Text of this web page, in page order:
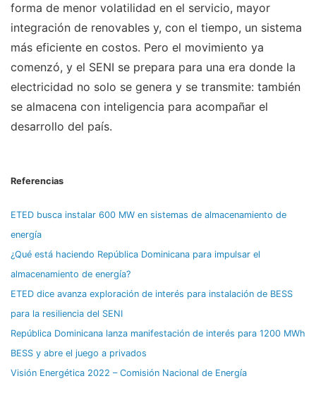
forma de menor volatilidad en el servicio, mayor
integración de renovables y, con el tiempo, un sistema
más eficiente en costos. Pero el movimiento ya
comenzó, y el SENI se prepara para una era donde la
electricidad no solo se genera y se transmite: también
se almacena con inteligencia para acompañar el
desarrollo del país.
Referencias
ETED busca instalar 600 MW en sistemas de almacenamiento de
energía
¿Qué está haciendo República Dominicana para impulsar el
almacenamiento de energía?
ETED dice avanza exploración de interés para instalación de BESS
para la resiliencia del SENI
República Dominicana lanza manifestación de interés para 1200 MWh
BESS y abre el juego a privados
Visión Energética 2022 – Comisión Nacional de Energía